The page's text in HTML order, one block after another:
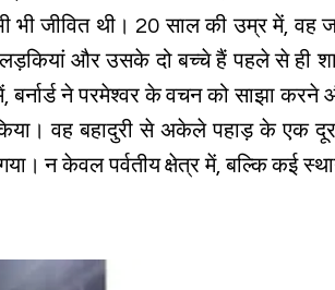
जीवित थी। 20 साल की उम्र में, वह
और उसके दो बच्चे हैं पहले से ही
ने परमेश्वर के वचन को साझा करने
वह बहादुरी से अकेले पहाड़ के एक
न केवल पर्वतीय क्षेत्र में, बल्कि कई